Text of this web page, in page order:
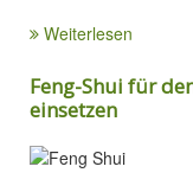
Weiterlesen
Feng-Shui für
einsetzen